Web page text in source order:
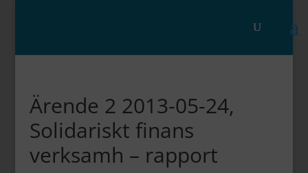
Ärende 2 2013-05-24,
Solidariskt finans
verksamh – rapport